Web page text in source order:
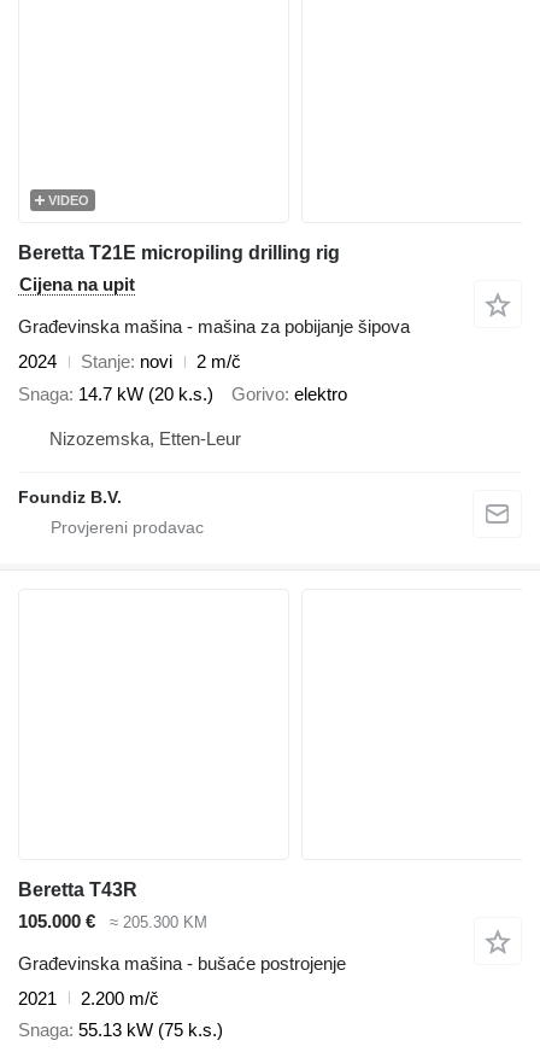
VIDEO
Beretta T21E micropiling drilling rig
Cijena na upit
Građevinska mašina - mašina za pobijanje šipova
2024
Stanje novi
2 m/č
Snaga 14.7 kW (20 k.s.) Gorivo elektro
Nizozemska, Etten-Leur
Foundiz B.V.
Beretta T43R
105.000 €
≈ 205.300 KM
Građevinska mašina - bušaće postrojenje
2021
2.200 m/č
Snaga 55.13 kW (75 k.s.)